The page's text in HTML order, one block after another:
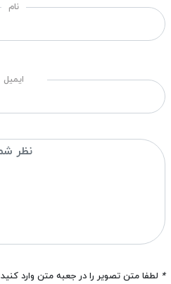
نام
ایمیل
* لطفا متن تصویر را در جعبه متن وارد کنید